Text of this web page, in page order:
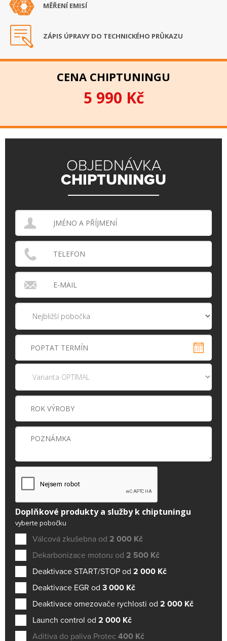
MĚŘENÍ EMISÍ
ZÁPIS ÚPRAVY DO TECHNICKÉHO PRŮKAZU
CENA CHIPTUNINGU
5 990 Kč
OBJEDNÁVKA
CHIPTUNINGU
Doplňkové produkty a služby k chiptuningu
vyberte pobočku
Válcová zkušebna od 2 000 Kč
Dekarbonizace motoru od 2 500 Kč
Deaktivace START/STOP od 2 000 Kč
Deaktivace EGR od 3 000 Kč
Deaktivace omezovače rychlosti od 2 000 Kč
Launch control od 2 000 Kč
Aditiva do paliva Protec 400 Kč